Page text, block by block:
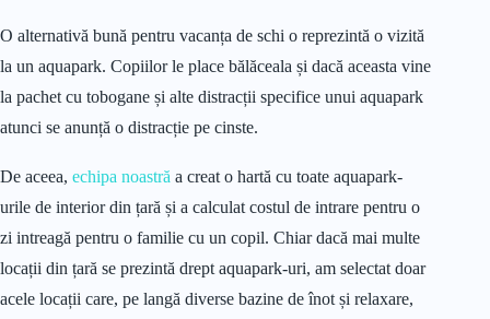
O alternativă bună pentru vacanța de schi o reprezintă o vizită
la un aquapark. Copiilor le place bălăceala și dacă aceasta vine
la pachet cu tobogane și alte distracții specifice unui aquapark
atunci se anunță o distracție pe cinste.
De aceea, echipa noastră a creat o hartă cu toate aquapark-
urile de interior din țară și a calculat costul de intrare pentru o
zi intreagă pentru o familie cu un copil. Chiar dacă mai multe
locații din țară se prezintă drept aquapark-uri, am selectat doar
acele locații care, pe langă diverse bazine de înot și relaxare,